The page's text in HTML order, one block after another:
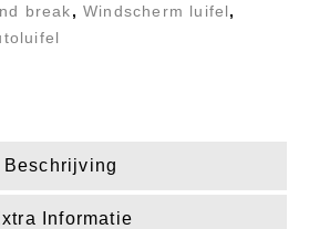
break,Windscherm luifel,
Beschrijving
Informatie